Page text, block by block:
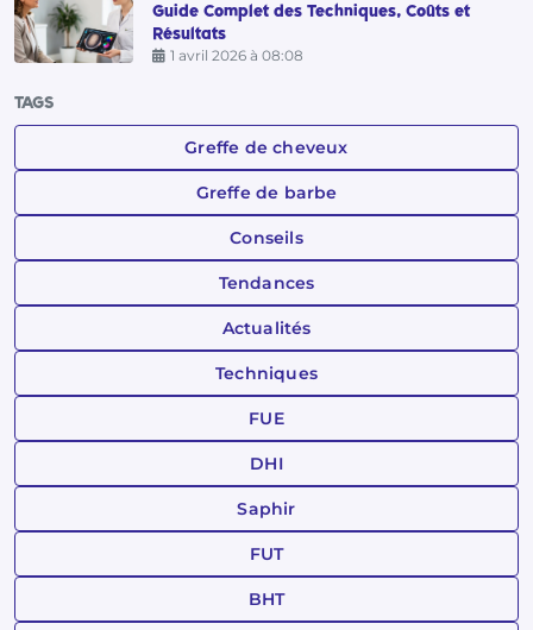
Guide Complet des Techniques, Coûts et
Résultats
1 avril 2026 à 08:08
TAGS
Greffe de cheveux
Greffe de barbe
Conseils
Tendances
Actualités
Techniques
FUE
DHI
Saphir
FUT
BHT